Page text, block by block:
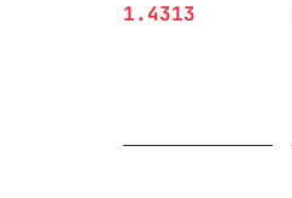
1.4313